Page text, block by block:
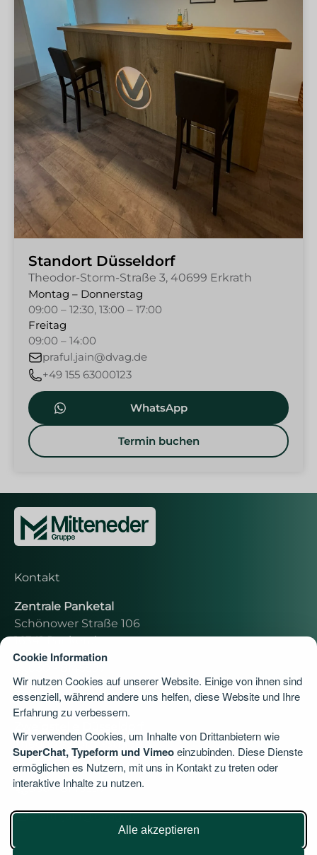
Cookie Information
Wir nutzen Cookies auf unserer Website. Einige von ihnen sind
essenziell, während andere uns helfen, diese Website und Ihre
Erfahrung zu verbessern.
Wir verwenden Cookies, um Inhalte von Drittanbietern wie
SuperChat, Typeform und Vimeoeinzubinden. Diese Dienste
ermöglichen es Nutzern, mit uns in Kontakt zu treten oder
interaktive Inhalte zu nutzen.
Alle akzeptieren
Standort Düsseldorf
Theodor-Storm-Straße 3, 40699 Erkrath
Montag – Donnerstag
09:00 – 12:30, 13:00 – 17:00
Freitag
09:00 – 14:00
praful.jain@dvag.de
+49 155 63000123
WhatsApp
Termin buchen
Kontakt
Zentrale Panketal
Schönower Straße 106
16341 Panketal
moritz.rolle.assistent@dvag.de
Theodor-Storm-Straße 3
40699 Erkrath
030 - 81455971
praful.jain@dvag.de